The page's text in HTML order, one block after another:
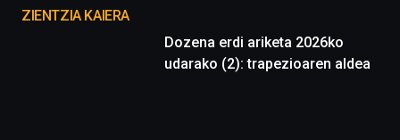
proyectos
ZIENTZIA KAIERA
Dozena erdi ariketa 2026ko
udarako (2): trapezioaren aldea